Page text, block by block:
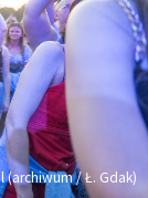
/ Ł. Gdak)